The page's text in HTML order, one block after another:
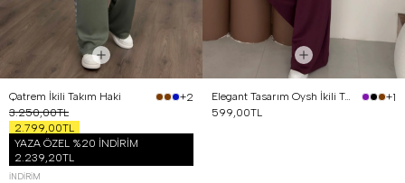
Qatrem İkili Takım Haki
+2
3.250,00TL
2.799,00TL
YAZA ÖZEL %20 İNDİRİM
2.239,20TL
İNDIRIM
Elegant Tasarım Oysh İkili Takım Mürdüm
+1
599,00TL